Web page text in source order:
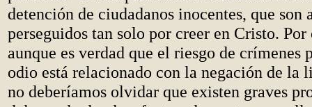
detención de ciudadanos inocentes, que son
perseguidos tan solo por creer en Cristo. Por
aunque es verdad que el riesgo de crímenes
odio está relacionado con la negación de la
no deberíamos olvidar que existen graves